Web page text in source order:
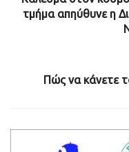
τμήμα απηύθυνε η
Πώς να κάνετε